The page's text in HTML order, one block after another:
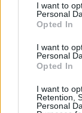
I want to
Personal
Opted In
I want to
Personal
Opted In
I want to
Retention,
Personal
Juist op die
behoort. Wel
oud-
sommige